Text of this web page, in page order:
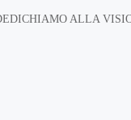
ALLA